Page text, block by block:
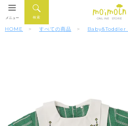
ONLINE STORE
検索
メニュー
HOME すべての商品 Baby&Toddler